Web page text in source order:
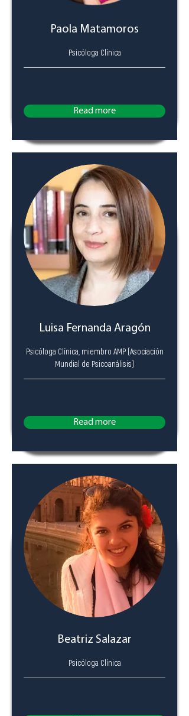
Paola Matamoros
Psicóloga Clínica
Read more
Luisa Fernanda Aragón
Psicóloga Clínica, miembro AMP (Asociación
Mundial de Psicoanálisis)
Read more
Beatriz Salazar
Psicóloga Clínica